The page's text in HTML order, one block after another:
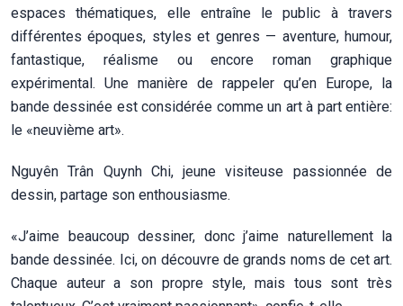
espaces thématiques, elle entraîne le public à travers
différentes époques, styles et genres — aventure, humour,
fantastique, réalisme ou encore roman graphique
expérimental. Une manière de rappeler qu’en Europe, la
bande dessinée est considérée comme un art à part entière:
le «neuvième art».
Nguyên Trân Quynh Chi, jeune visiteuse passionnée de
dessin, partage son enthousiasme.
«J’aime beaucoup dessiner, donc j’aime naturellement la
bande dessinée. Ici, on découvre de grands noms de cet art.
Chaque auteur a son propre style, mais tous sont très